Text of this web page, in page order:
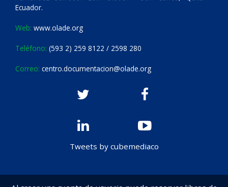
Ecuador.
Web: www.olade.org
Teléfono: (593 2) 259 8122 / 2598 280
Correo: centro.documentacion@olade.org
Tweets by cubemediaco